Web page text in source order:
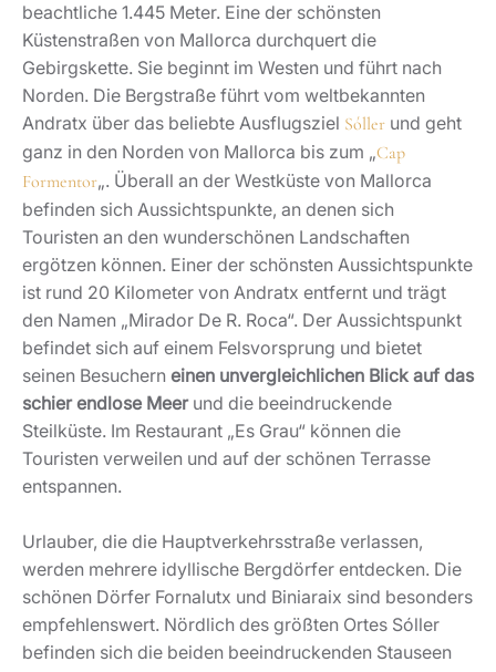
beachtliche 1.445 Meter. Eine der schönsten
Küstenstraßen von Mallorca durchquert die
Gebirgskette. Sie beginnt im Westen und führt nach
Norden. Die Bergstraße führt vom weltbekannten
Andratx über das beliebte Ausflugsziel Sóller und geht
ganz in den Norden von Mallorca bis zum „Cap
Formentor„. Überall an der Westküste von Mallorca
befinden sich Aussichtspunkte, an denen sich
Touristen an den wunderschönen Landschaften
ergötzen können. Einer der schönsten Aussichtspunkte
ist rund 20 Kilometer von Andratx entfernt und trägt
den Namen „Mirador De R. Roca“. Der Aussichtspunkt
befindet sich auf einem Felsvorsprung und bietet
seinen Besuchern einen unvergleichlichen Blick auf das
schier endlose Meerund die beeindruckende
Steilküste. Im Restaurant „Es Grau“ können die
Touristen verweilen und auf der schönen Terrasse
entspannen.
Urlauber, die die Hauptverkehrsstraße verlassen,
werden mehrere idyllische Bergdörfer entdecken. Die
schönen Dörfer Fornalutx und Biniaraix sind besonders
empfehlenswert. Nördlich des größten Ortes Sóller
befinden sich die beiden beeindruckenden Stauseen